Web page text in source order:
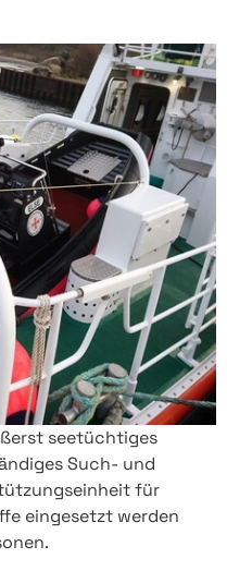
seetüchtiges
Such- und
für
eingesetzt werden